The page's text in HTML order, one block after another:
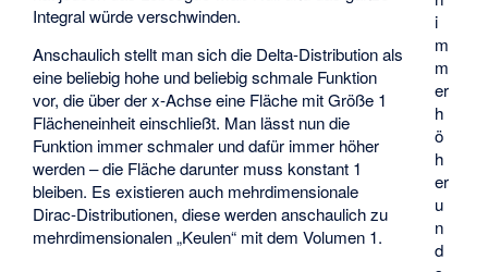
i
m
m
er
h
ö
h
er
u
n
d
Integral würde verschwinden.
Anschaulich stellt man sich die Delta-Distribution als
eine beliebig hohe und beliebig schmale Funktion
vor, die über der x-Achse eine Fläche mit Größe 1
Flächeneinheit einschließt. Man lässt nun die
Funktion immer schmaler und dafür immer höher
werden – die Fläche darunter muss konstant 1
bleiben. Es existieren auch mehrdimensionale
Dirac-Distributionen, diese werden anschaulich zu
mehrdimensionalen „Keulen“ mit dem Volumen 1.